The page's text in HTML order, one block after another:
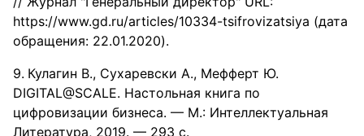
https://www.gd.ru/articles/10334-tsifrovizatsiya (дата
обращения: 22.01.2020).
Кулагин В., Сухаревски А., Мефферт Ю.
DIGITAL@SCALE. Настольная книга по
цифровизации бизнеса. — М.: Интеллектуальная
Литература, 2019. — 293 с.